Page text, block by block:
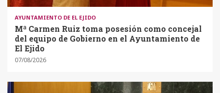
AYUNTAMIENTO DE EL EJIDO
Mª Carmen Ruiz toma posesión como concejal
del equipo de Gobierno en el Ayuntamiento de
El Ejido
07/08/2026